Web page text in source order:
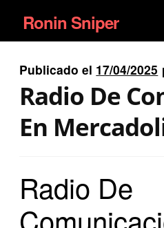
Ir
a
la
navegación
Ir
al
contenido
Ronin Sniper
EQUIPAMIENTO ÉLITE
SATELITALES
Publicado el 17/04/2025
Radio De
En
Radio De